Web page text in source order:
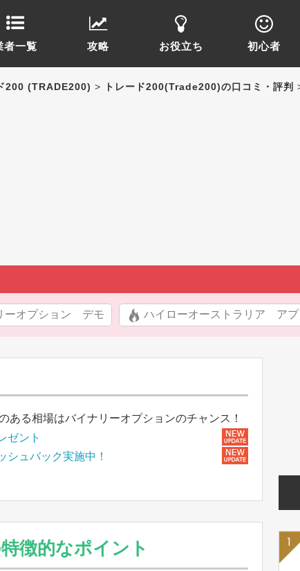
者一覧 攻略 お役立ち 初心者
200 (TRADE200) > トレード200(Trade200)の口コミ・評判
ーオプション デモ ハイローオーストラリア アプ
ある相場はバイナリーオプションのチャンス！
ゼント
シュバック実施中！
徴的なポイント